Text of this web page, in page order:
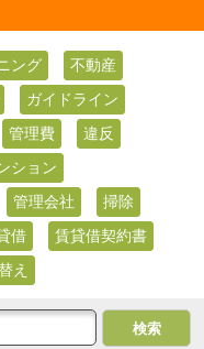
ング
不動産
ガイドライン
管理費
違反
ション
管理会社
掃除
借
賃貸借契約書
え